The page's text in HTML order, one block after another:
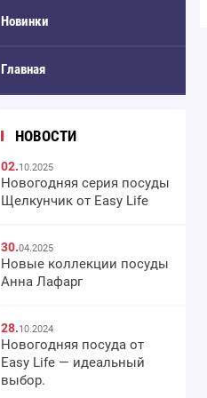
Новинки
Главная
НОВОСТИ
02.10.2025
Новогодняя серия посуды
Щелкунчик от Easy Life
30.04.2025
Новые коллекции посуды
Анна Лафарг
28.10.2024
Новогодняя посуда от
Easy Life — идеальный
выбор.